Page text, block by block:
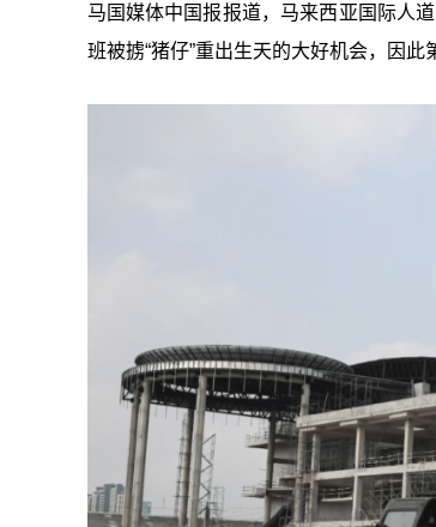
马国媒体中国报报道，马来西亚国际人
班被掳“猪仔”重出生天的大好机会，因